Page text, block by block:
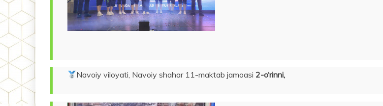
Navoiy viloyati, Navoiy shahar 11-maktab jamoasi 2-o‘rinni,